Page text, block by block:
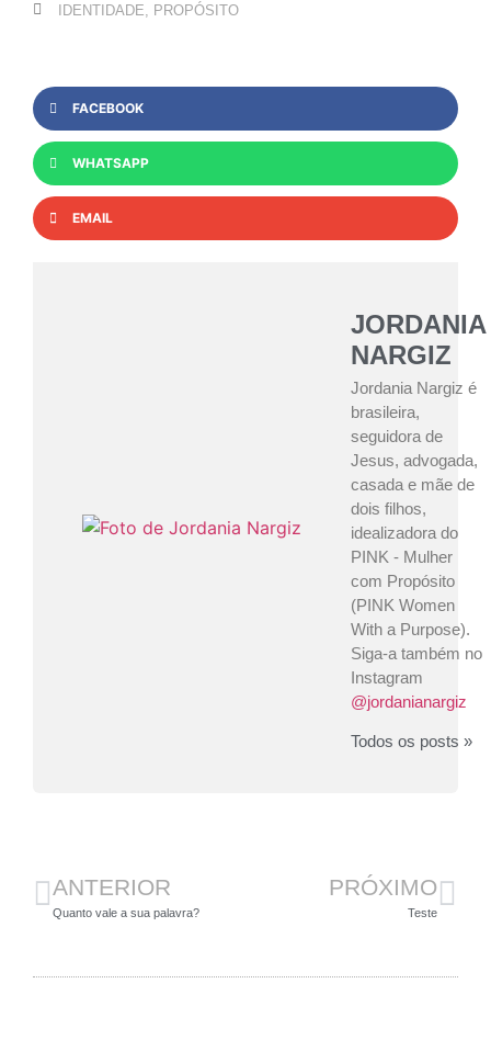
IDENTIDADE PROPÓSITO
FACEBOOK
WHATSAPP
EMAIL
JORDANIA
NARGIZ
Jordania Nargiz é
brasileira,
seguidora de
Jesus, advogada,
casada e mãe de
dois filhos,
idealizadora do
PINK - Mulher
com Propósito
(PINK Women
With a Purpose).
Siga-a também no
Instagram
@jordanianargiz
Todos os posts »
ANTERIOR
Quanto vale a sua palavra?
PRÓXIMO
Teste